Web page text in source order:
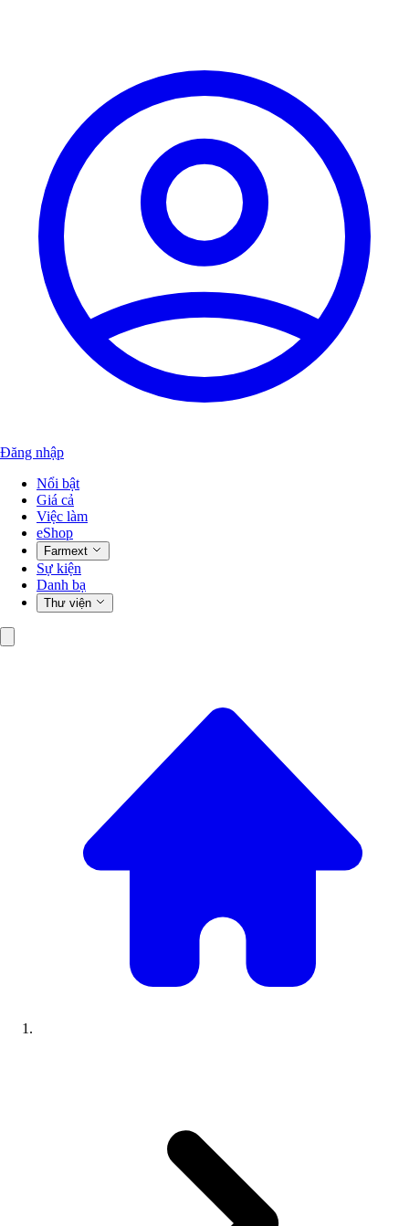
Đăng nhập
Nổi bật
Giá cả
Việc làm
eShop
Farmext
Sự kiện
Danh bạ
Thư viện